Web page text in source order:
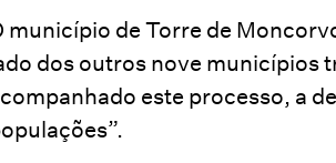
município de Torre de
dos outros nove municípios
este processo, a